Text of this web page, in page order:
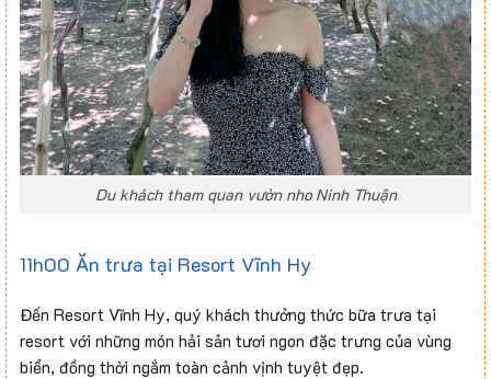
Du khách tham quan vườn nho Ninh Thuận
11h00 Ăn trưa tại Resort Vĩnh Hy
Đến Resort Vĩnh Hy, quý khách thưởng thức bữa trưa tại
resort với những món hải sản tươi ngon đặc trưng của vùng
biển, đồng thời ngắm toàn cảnh vịnh tuyệt đẹp.